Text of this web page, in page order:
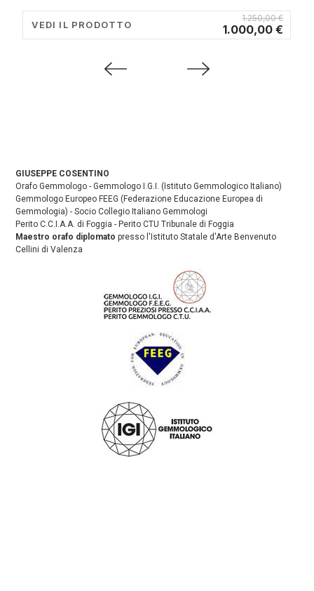
VEDI IL PRODOTTO
1.250,00 €
1.000,00 €
GIUSEPPE COSENTINO
Orafo Gemmologo - Gemmologo I.G.I. (Istituto Gemmologico Italiano)
Gemmologo Europeo FEEG (Federazione Educazione Europea di
Gemmologia) - Socio Collegio Italiano Gemmologi
Perito C.C.I.A.A. di Foggia - Perito CTU Tribunale di Foggia
Maestro orafo diplomato presso l'Istituto Statale d'Arte Benvenuto
Cellini di Valenza